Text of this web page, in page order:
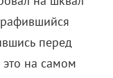
перед
это на самом